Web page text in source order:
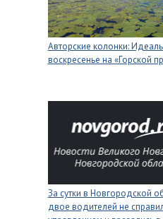
Авторские колонки:
воскресенье на «Горской
За сутки в Новгородской
двое водителей не